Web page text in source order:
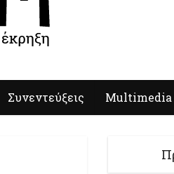
Συνεντεύξεις Multimedia